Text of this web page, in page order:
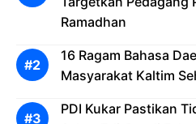
Ramadhan
16 Ragam Bahasa
Masyarakat Kaltim
PDI Kukar Pastikan